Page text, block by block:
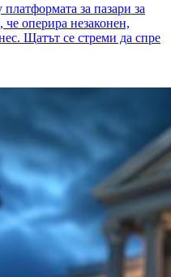
за пазари за
оперира незаконен,
Щатът се стреми да спре